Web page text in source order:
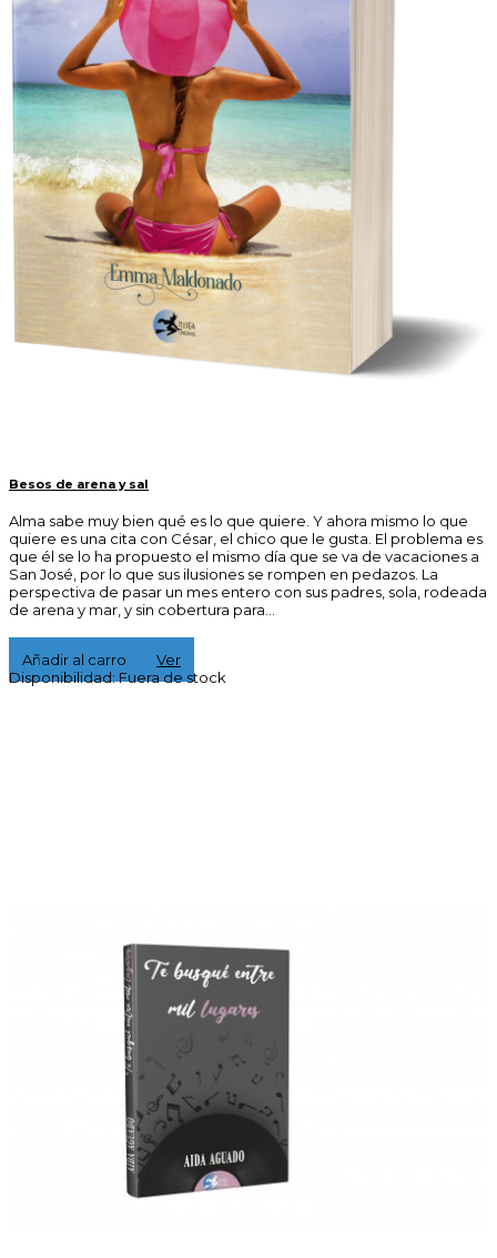
Besos de arena y sal
Alma sabe muy bien qué es lo que quiere. Y ahora mismo lo que
quiere es una cita con César, el chico que le gusta. El problema es
que él se lo ha propuesto el mismo día que se va de vacaciones a
San José, por lo que sus ilusiones se rompen en pedazos. La
perspectiva de pasar un mes entero con sus padres, sola, rodeada
de arena y mar, y sin cobertura para...
16,00 €
Añadir al carro
Ver
Disponibilidad: Fuera de stock